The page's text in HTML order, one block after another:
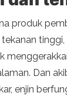
produk
Dan
enjin